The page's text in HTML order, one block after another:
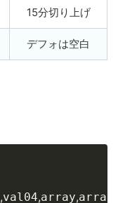
15分切り上げ
デフォは空白
,val04,array,